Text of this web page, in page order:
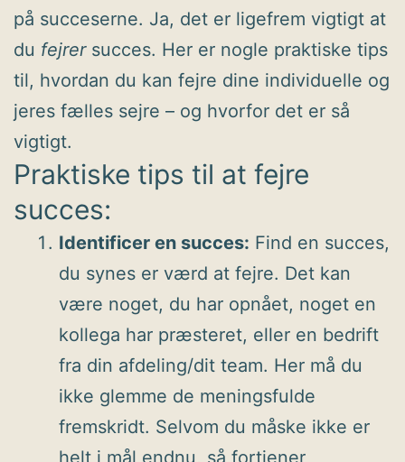
på succeserne. Ja, det er ligefrem vigtigt at
du fejrersucces. Her er nogle praktiske tips
til, hvordan du kan fejre dine individuelle og
jeres fælles sejre – og hvorfor det er så
vigtigt.
Praktiske tips til at fejre
succes:
Identificer en succes: Find en succes,
du synes er værd at fejre. Det kan
være noget, du har opnået, noget en
kollega har præsteret, eller en bedrift
fra din afdeling/dit team. Her må du
ikke glemme de meningsfulde
fremskridt. Selvom du måske ikke er
helt i mål endnu, så fortjener